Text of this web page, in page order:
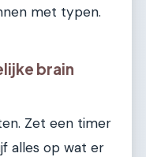
met typen.
brain
Zet een timer
alles op wat er